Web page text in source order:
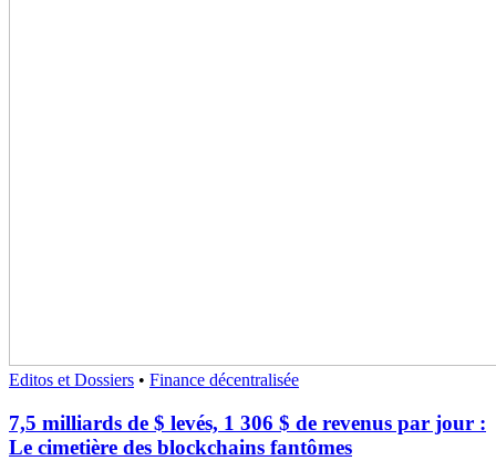
Editos et Dossiers • Finance décentralisée
7,5 milliards de $ levés, 1 306 $ de revenus par jour :
Le cimetière des blockchains fantômes